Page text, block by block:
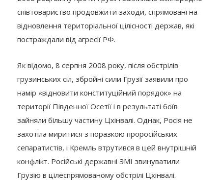
співтовариство продовжити заходи, спрямовані на
відновлення територіальної цілісності держав, які
постраждали від агресії РФ.
Як відомо, 8 серпня 2008 року, після обстрілів
грузинських сіл, збройні сили Грузії заявили про
намір «відновити конституційний порядок» на
території Південної Осетії і в результаті боїв
зайняли більшу частину Цхінвалі. Однак, Росія не
захотіла миритися з поразкою проросійських
сепаратистів, і Кремль втрутився в цей внутрішній
конфлікт. Російські державні ЗМІ звинуватили
Грузію в цілеспрямованому обстрілі Цхінвалі.